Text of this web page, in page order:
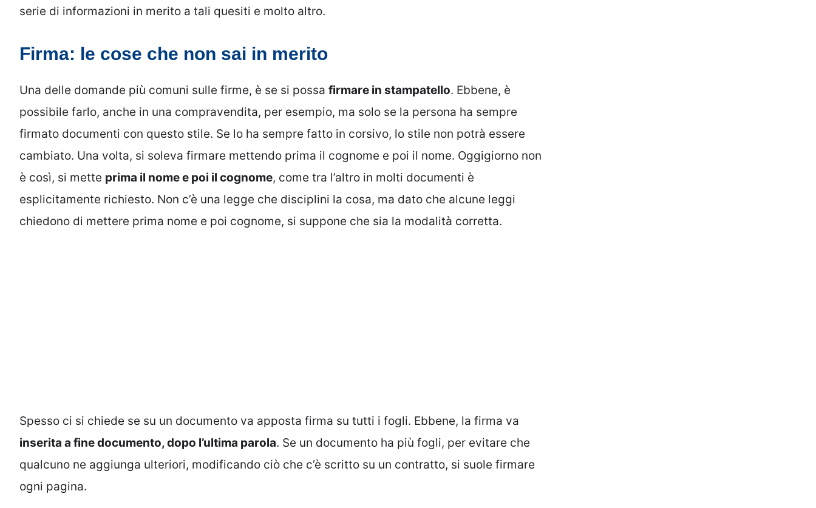
serie di informazioni in merito a tali quesiti e molto altro.
Firma: le cose che non sai in merito
Una delle domande più comuni sulle firme, è se si possa firmare in stampatello. Ebbene, è
possibile farlo, anche in una compravendita, per esempio, ma solo se la persona ha sempre
firmato documenti con questo stile. Se lo ha sempre fatto in corsivo, lo stile non potrà essere
cambiato. Una volta, si soleva firmare mettendo prima il cognome e poi il nome. Oggigiorno non
è così, si mette prima il nome e poi il cognome, come tra l’altro in molti documenti è
esplicitamente richiesto. Non c’è una legge che disciplini la cosa, ma dato che alcune leggi
chiedono di mettere prima nome e poi cognome, si suppone che sia la modalità corretta.
Spesso ci si chiede se su un documento va apposta firma su tutti i fogli. Ebbene, la firma va
inserita a fine documento, dopo l’ultima parola. Se un documento ha più fogli, per evitare che
qualcuno ne aggiunga ulteriori, modificando ciò che c’è scritto su un contratto, si suole firmare
ogni pagina.